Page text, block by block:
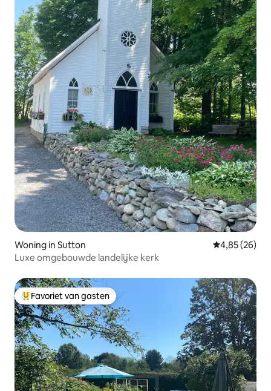
Woning in Sutton Gemiddelde
4,85 (26)
Luxe omgebouwde landelijke kerk
Topfavoriet van gasten
Favoriet van gasten